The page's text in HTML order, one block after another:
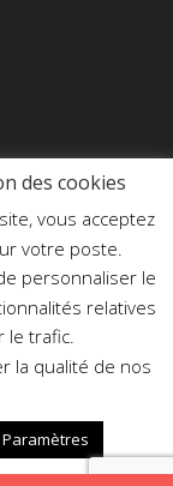
des cookies
vous acceptez
votre poste.
personnaliser le
relatives
le trafic.
la qualité de nos
Paramètres